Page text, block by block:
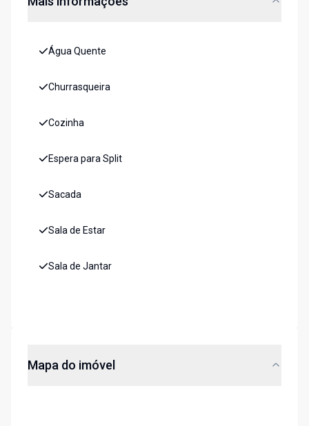
Água Quente
Churrasqueira
Cozinha
Espera para Split
Sacada
Sala de Estar
Sala de Jantar
Mapa do imóvel